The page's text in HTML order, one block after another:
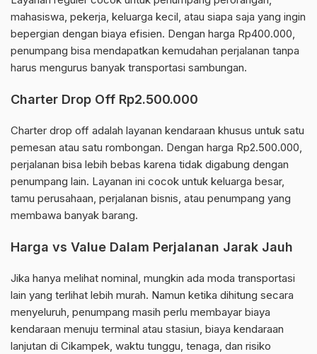
mahasiswa, pekerja, keluarga kecil, atau siapa saja yang ingin
bepergian dengan biaya efisien. Dengan harga Rp400.000,
penumpang bisa mendapatkan kemudahan perjalanan tanpa
harus mengurus banyak transportasi sambungan.
Charter Drop Off Rp2.500.000
Charter drop off adalah layanan kendaraan khusus untuk satu
pemesan atau satu rombongan. Dengan harga Rp2.500.000,
perjalanan bisa lebih bebas karena tidak digabung dengan
penumpang lain. Layanan ini cocok untuk keluarga besar,
tamu perusahaan, perjalanan bisnis, atau penumpang yang
membawa banyak barang.
Harga vs Value Dalam Perjalanan Jarak Jauh
Jika hanya melihat nominal, mungkin ada moda transportasi
lain yang terlihat lebih murah. Namun ketika dihitung secara
menyeluruh, penumpang masih perlu membayar biaya
kendaraan menuju terminal atau stasiun, biaya kendaraan
lanjutan di Cikampek, waktu tunggu, tenaga, dan risiko